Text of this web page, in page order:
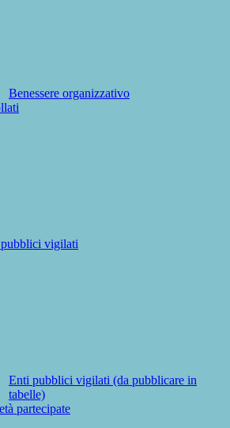
Benessere organizzativo
vigilati
Enti pubblici vigilati (da pubblicare in
tabelle)
partecipate